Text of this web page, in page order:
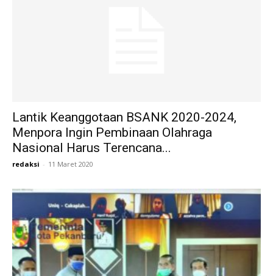
Lantik Keanggotaan BSANK 2020-2024,
Menpora Ingin Pembinaan Olahraga
Nasional Harus Terencana...
redaksi - 11 Maret 2020